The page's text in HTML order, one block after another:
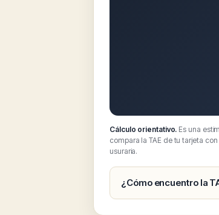
Cálculo orientativo. Es una
compara la TAE de tu tarjeta
usuraria.
¿Cómo encuentro la